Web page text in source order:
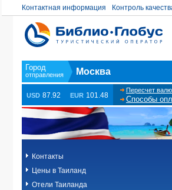
Контактная информация Контроль
Москва
USD 87.92 EUR 101.48
Пересчет
Способы
Контакты
Цены в Таиланд
Отели Таиланда